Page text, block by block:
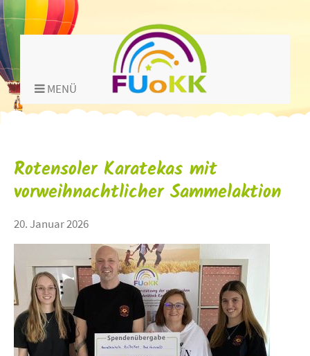
MENÜ
Rotensoler Karatekas mit
vorweihnachtlicher Sammelaktion
20. Januar 2026
title="">